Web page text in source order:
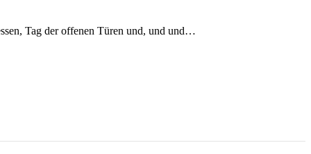
Tag der offenen Türen und, und und…